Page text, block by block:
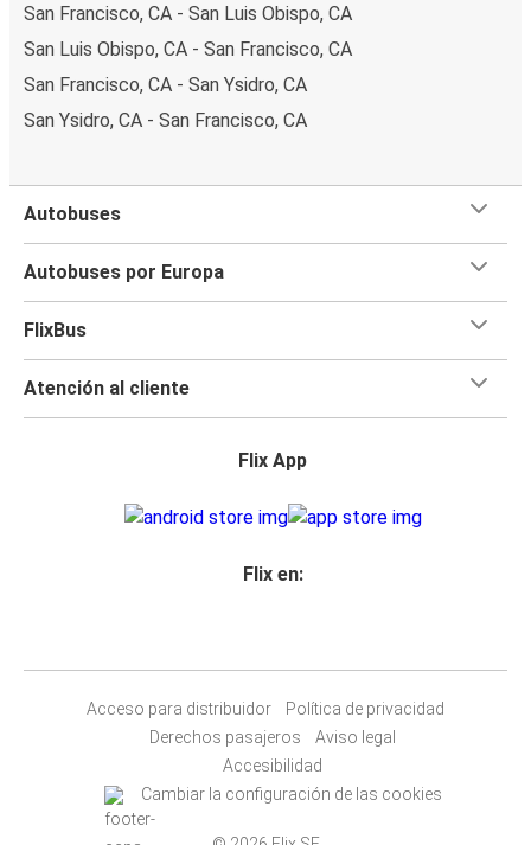
San Francisco, CA - San Luis Obispo, CA
San Luis Obispo, CA - San Francisco, CA
San Francisco, CA - San Ysidro, CA
San Ysidro, CA - San Francisco, CA
Autobuses
Autobuses por Europa
FlixBus
Atención al cliente
Flix App
Flix en:
Acceso para distribuidor
Política de privacidad
Derechos pasajeros
Aviso legal
Accesibilidad
Cambiar la configuración de las cookies